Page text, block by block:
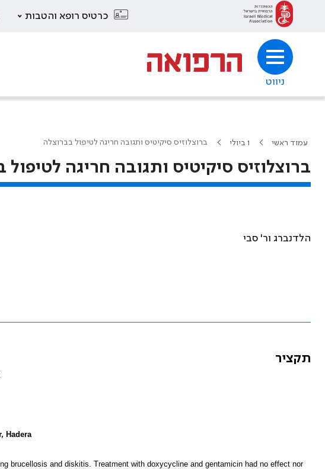
כרטיס רופא והטבות
ניווט
עמוד ראשי 1 ביולי ברוצלוזיס סיקיטיס ותגובה חריגה לטיפול בברוצלה
ברוצלוזיס סיקיטיס ותגובה חריגה לטיפול
הלדנברג ור' סבי
תקציר
Hadera
brucellosis and diskitis. Treatment with doxycycline and gentamicin had no effect nor